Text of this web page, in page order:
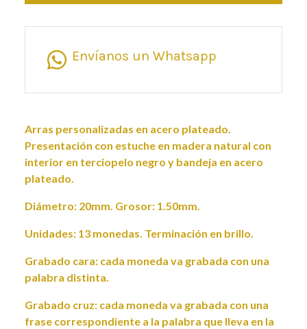
Envíanos un Whatsapp
Arras personalizadas en acero plateado.
Presentación con estuche en madera natural con
interior en terciopelo negro y bandeja en acero
plateado.
Diámetro: 20mm. Grosor: 1.50mm.
Unidades: 13 monedas. Terminación en brillo.
Grabado cara: cada moneda va grabada con una
palabra distinta.
Grabado cruz: cada moneda va grabada con una
frase correspondiente a la palabra que lleva en la